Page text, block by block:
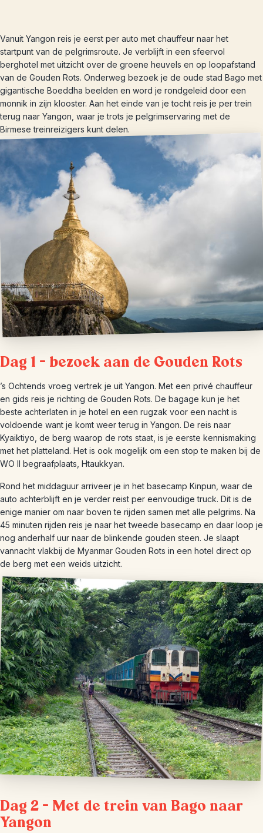
Vanuit Yangon reis je eerst per auto met chauffeur naar het
startpunt van de pelgrimsroute. Je verblijft in een sfeervol
berghotel met uitzicht over de groene heuvels en op loopafstand
van de Gouden Rots. Onderweg bezoek je de oude stad Bago met
gigantische Boeddha beelden en word je rondgeleid door een
monnik in zijn klooster. Aan het einde van je tocht reis je per trein
terug naar Yangon, waar je trots je pelgrimservaring met de
Birmese treinreizigers kunt delen.
Dag 1 – bezoek aan de Gouden Rots
’s Ochtends vroeg vertrek je uit Yangon. Met een privé chauffeur
en gids reis je richting de Gouden Rots. De bagage kun je het
beste achterlaten in je hotel en een rugzak voor een nacht is
voldoende want je komt weer terug in Yangon. De reis naar
Kyaiktiyo, de berg waarop de rots staat, is je eerste kennismaking
met het platteland. Het is ook mogelijk om een stop te maken bij de
WO II begraafplaats, Htaukkyan.
Rond het middaguur arriveer je in het basecamp Kinpun, waar de
auto achterblijft en je verder reist per eenvoudige truck. Dit is de
enige manier om naar boven te rijden samen met alle pelgrims. Na
45 minuten rijden reis je naar het tweede basecamp en daar loop je
nog anderhalf uur naar de blinkende gouden steen. Je slaapt
vannacht vlakbij de Myanmar Gouden Rots in een hotel direct op
de berg met een weids uitzicht.
Dag 2 – Met de trein van Bago naar
Yangon